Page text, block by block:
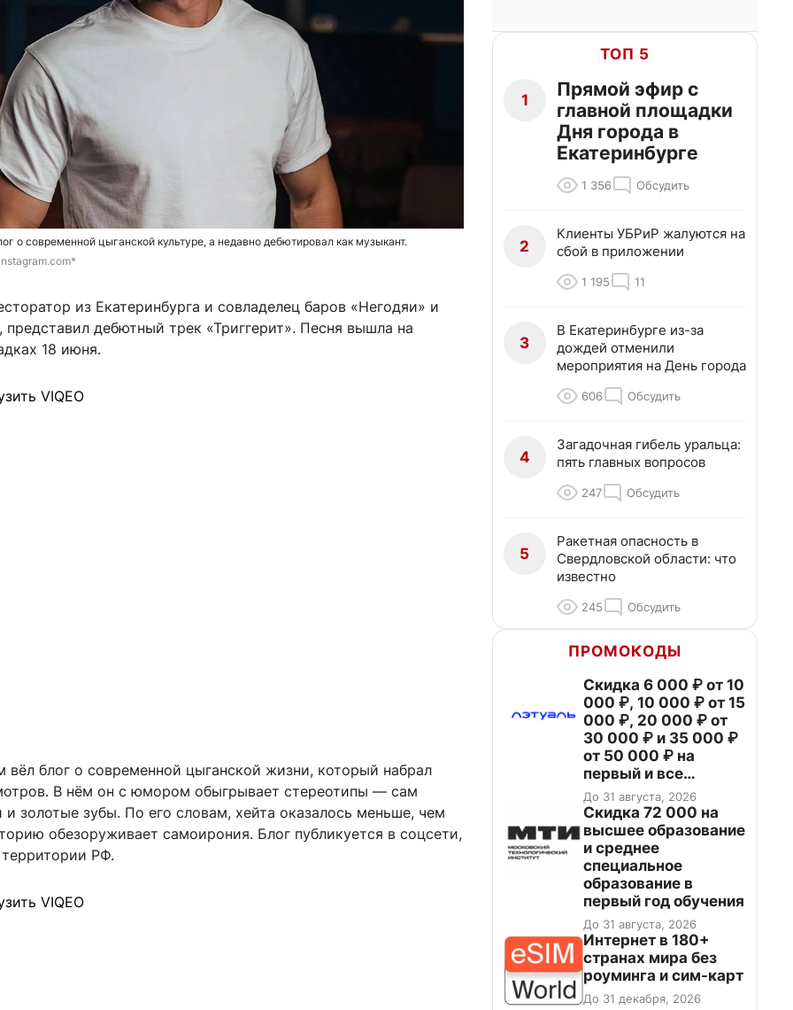
о современной цыганской культуре, а недавно дебютировал как музыкант.
из Екатеринбурга и совладелец баров «Негодяи» и
дебютный трек «Триггерит». Песня вышла на
18 июня.
VIQEO
вёл блог о современной цыганской жизни, который набрал
В нём он с юмором обыгрывает стереотипы — сам
золотые зубы. По его словам, хейта оказалось меньше, чем
обезоруживает самоирония. Блог публикуется в соцсети,
РФ.
VIQEO
ТОП 5
1
Прямой эфир с
главной площадки
Дня города в
Екатеринбурге
1 356 Обсудить
2
Клиенты УБРиР жалуются на
сбой в приложении
1 195 11
3
В Екатеринбурге из-за
дождей отменили
мероприятия на День города
606 Обсудить
4
Загадочная гибель уральца:
пять главных вопросов
247 Обсудить
5
Ракетная опасность в
Свердловской области: что
известно
245 Обсудить
ПРОМОКОДЫ
Скидка 6 000 ₽ от 10
000 ₽, 10 000 ₽ от 15
000 ₽, 20 000 ₽ от
30 000 ₽ и 35 000 ₽
от 50 000 ₽ на
первый и все
повторные заказы по
промокоду НАБЕРИ
До 31 августа, 2026
Скидка 72 000 на
высшее образование
и среднее
специальное
образование в
первый год обучения
До 31 августа, 2026
Интернет в 180+
странах мира без
роуминга и сим-карт
До 31 декабря, 2026